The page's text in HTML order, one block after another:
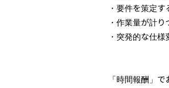
・要件を策定
・作業量が計
・突発的な仕
「時間報酬」